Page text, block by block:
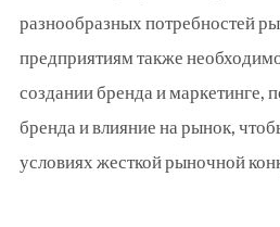
разнообразных потребностей
предприятиям также
создании бренда и маркетинге,
бренда и влияние на рынок,
условиях жесткой рыночной